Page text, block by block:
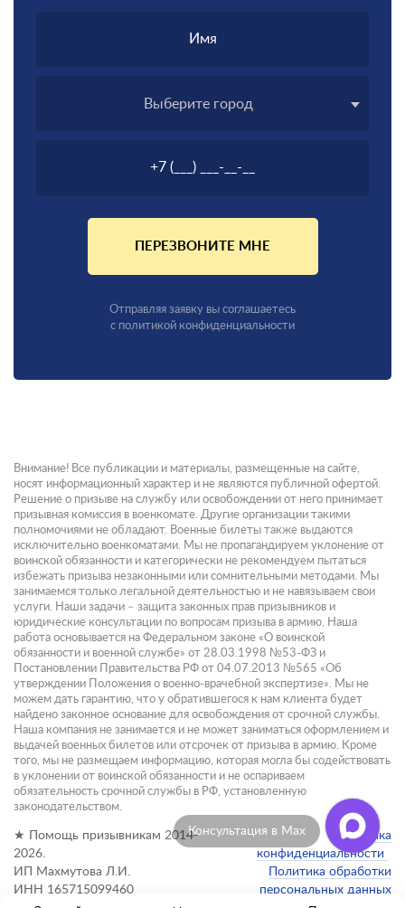
Выберите город
ПЕРЕЗВОНИТЕ МНЕ
Отправляя заявку вы соглашаетесь
с политикой конфиденциальности
Консультация в Max
Внимание! Все публикации и материалы, размещенные на сайте,
носят информационный характер и не являются публичной офертой.
Решение о призыве на службу или освобождении от него принимает
призывная комиссия в военкомате. Другие организации такими
полномочиями не обладают. Военные билеты также выдаются
исключительно военкоматами. Мы не пропагандируем уклонение от
воинской обязанности и категорически не рекомендуем пытаться
избежать призыва незаконными или сомнительными методами. Мы
занимаемся только легальной деятельностью и не навязываем свои
услуги. Наши задачи – защита законных прав призывников и
юридические консультации по вопросам призыва в армию. Наша
работа основывается на Федеральном законе «О воинской
обязанности и военной службе» от 28.03.1998 №53-ФЗ и
Постановлении Правительства РФ от 04.07.2013 №565 «Об
утверждении Положения о военно-врачебной экспертизе». Мы не
можем дать гарантию, что у обратившегося к нам клиента будет
найдено законное основание для освобождения от срочной службы.
Наша компания не занимается и не может заниматься оформлением и
выдачей военных билетов или отсрочек от призыва в армию. Кроме
того, мы не размещаем информацию, которая могла бы содействовать
в уклонении от воинской обязанности и не оспариваем
обязательность срочной службы в РФ, установленную
законодательством.
★ Помощь призывникам 2014-
2026.
ИП Махмутова Л.И.
ИНН 165715099460
Политика
конфиденциальности
Политика обработки
персональных данных